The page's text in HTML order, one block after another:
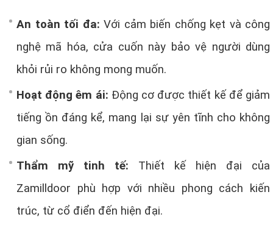
An toàn tối đa: Với cảm biến chống kẹt và công
nghệ mã hóa, cửa cuốn này bảo vệ người dùng
khỏi rủi ro không mong muốn.
Hoạt động êm ái: Động cơ được thiết kế để giảm
tiếng ồn đáng kể, mang lại sự yên tĩnh cho không
gian sống.
Thẩm mỹ tinh tế: Thiết kế hiện đại của
Zamilldoor phù hợp với nhiều phong cách kiến
trúc, từ cổ điển đến hiện đại.